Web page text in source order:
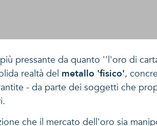
pressante da quanto ''l'oro di
realtà del metallo 'fisico',
- da parte dei soggetti che
che il mercato dell'oro sia